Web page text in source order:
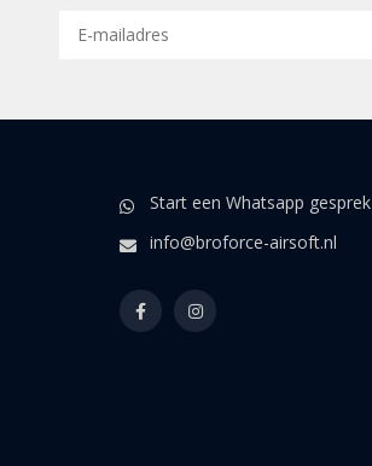
Start een Whatsapp gesprek
info@broforce-airsoft.nl